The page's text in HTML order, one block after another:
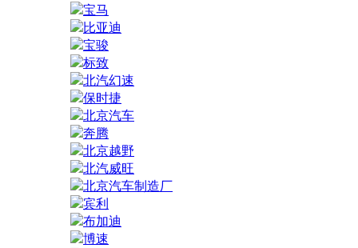
宝马
比亚迪
宝骏
标致
北汽幻速
保时捷
北京汽车
奔腾
北京越野
北汽威旺
北京汽车制造厂
宾利
布加迪
博速